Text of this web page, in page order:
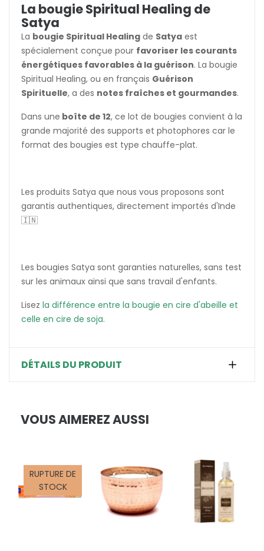
La bougie Spiritual Healing de
Satya
La bougie Spiritual Healing de Satya est
spécialement conçue pour favoriser les courants
énergétiques favorables à la guérison. La bougie
Spiritual Healing, ou en français Guérison
Spirituelle, a des notes fraîches et gourmandes.
Dans une boîte de 12, ce lot de bougies convient à la
grande majorité des supports et photophores car le
format des bougies est type chauffe-plat.
Les produits Satya que nous vous proposons sont
garantis authentiques, directement importés d'Inde
🇮🇳
Les bougies Satya sont garanties naturelles, sans test
sur les animaux ainsi que sans travail d'enfants.
Lisez la différence entre la bougie en cire d'abeille et
celle en cire de soja.
DÉTAILS DU PRODUIT
VOUS AIMEREZ AUSSI
RUPTURE DE
STOCK